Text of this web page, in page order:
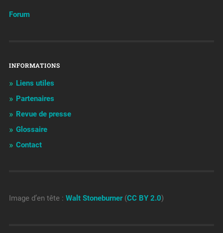
Forum
INFORMATIONS
Liens utiles
Partenaires
Revue de presse
Glossaire
Contact
Image d’en tête : Walt Stoneburner(CC BY 2.0)